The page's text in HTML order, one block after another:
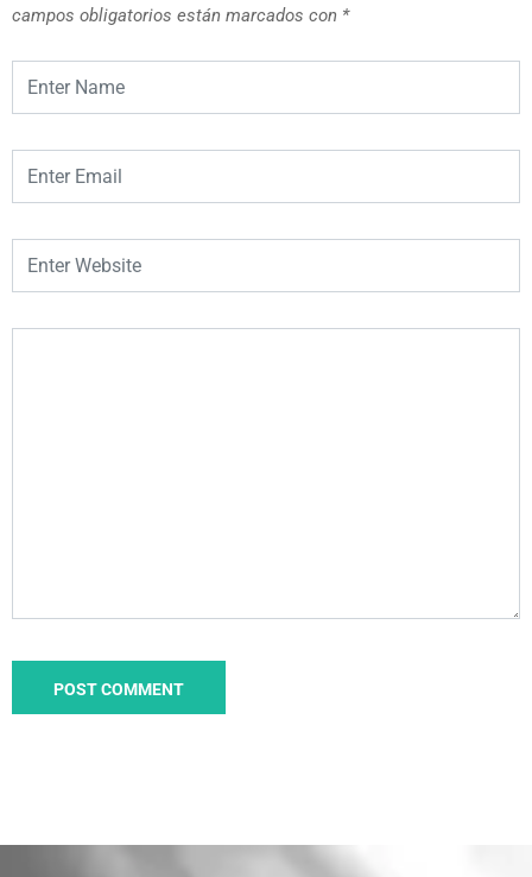
campos obligatorios están marcados con *